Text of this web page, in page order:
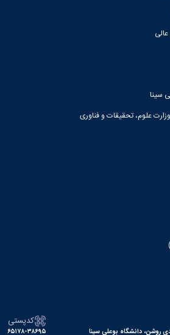
سینا
علوم، تحقیقات و فناوری
روشن، دانشگاه بوعلی سینا
کدپستی
۶۵۱۷۸-۳۸۶۹۵